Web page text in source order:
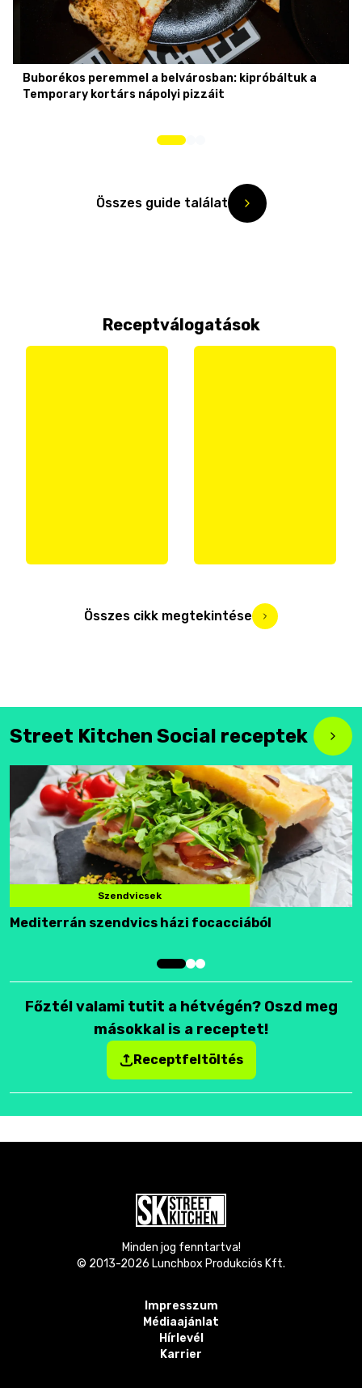
Buborékos peremmel a belvárosban: kipróbáltuk a
Temporary kortárs nápolyi pizzáit
Összes guide találat
Receptválogatások
Összes cikk megtekintése
Street Kitchen Social receptek
Szendvicsek
Mediterrán szendvics házi focacciából
Főztél valami tutit a hétvégén? Oszd meg
másokkal is a receptet!
Receptfeltöltés
Minden jog fenntartva!
© 2013-2026 Lunchbox Produkciós Kft.
Impresszum
Médiaajánlat
Hírlevél
Karrier